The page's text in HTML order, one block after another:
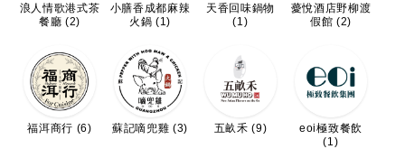
浪人情歌港式茶
餐廳 (2)
小膳香成都麻辣
火鍋 (1)
天香回味鍋物
(1)
薆悅酒店野柳渡
假館 (2)
福洱商行 (6) 蘇記嘀兜雞 (3) 五畝禾 (9)
eoi極致餐飲
(1)